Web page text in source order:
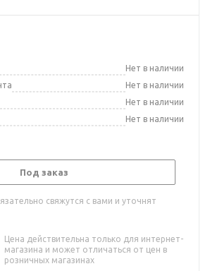
Нет в наличии
Нет в наличии
Нет в наличии
Нет в наличии
Под заказ
свяжутся с вами и уточнят
Цена действительна только для интернет-
магазина и может отличаться от цен в
розничных магазинах